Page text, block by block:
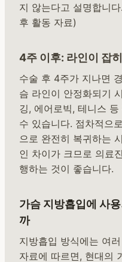
지 않는다고 설명합니
후 활동 자료)
4주 이후: 라인이 잡
수술 후 4주가 지나면
슴 라인이 안정화되기
깅, 에어로빅, 테니스
수 있습니다. 점차적으
으로 완전히 복귀하는
인 차이가 크므로 의료
행하는 것이 좋습니다.
가슴 지방흡입에 사
까
지방흡입 방식에는 여
자료에 따르면, 현대의